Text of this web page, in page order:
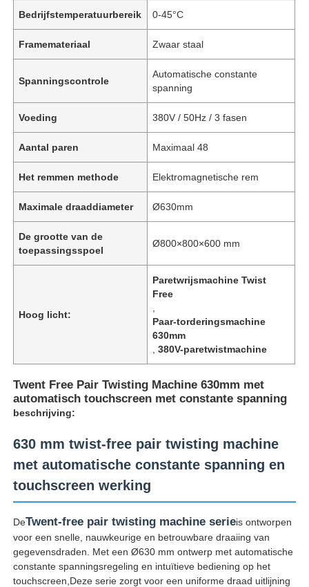
Bedrijfstemperatuurbereik 0-45°C
Framemateriaal Zwaar staal
Spanningscontrole
Automatische constante
spanning
Voeding 380V / 50Hz / 3 fasen
Aantal paren Maximaal 48
Het remmen methode Elektromagnetische rem
Maximale draaddiameter Ø630mm
De grootte van de
toepassingsspoel
Ø800×800×600 mm
Hoog licht:
Paretwrijsmachine Twist
Free
Paar-torderingsmachine
630mm
,380V-paretwistmachine
Twent Free Pair Twisting Machine 630mm met
automatisch touchscreen met constante spanning
beschrijving:
630 mm twist-free pair twisting machine
met automatische constante spanning en
touchscreen werking
DeTwent-free pair twisting machine serieis ontworpen
voor een snelle, nauwkeurige en betrouwbare draaiing van
gegevensdraden. Met een Ø630 mm ontwerp met automatische
constante spanningsregeling en intuïtieve bediening op het
touchscreen,Deze serie zorgt voor een uniforme draad uitlijning